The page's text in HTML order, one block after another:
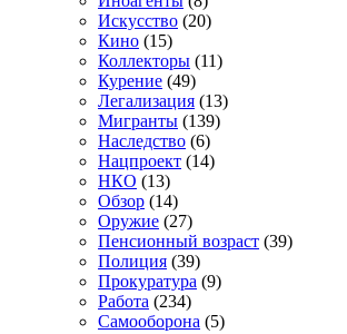
Искусство (20)
Кино (15)
Коллекторы (11)
Курение (49)
Легализация (13)
Мигранты (139)
Наследство (6)
Нацпроект (14)
НКО (13)
Обзор (14)
Оружие (27)
Пенсионный возраст (39)
Полиция (39)
Прокуратура (9)
Работа (234)
Самооборона (5)